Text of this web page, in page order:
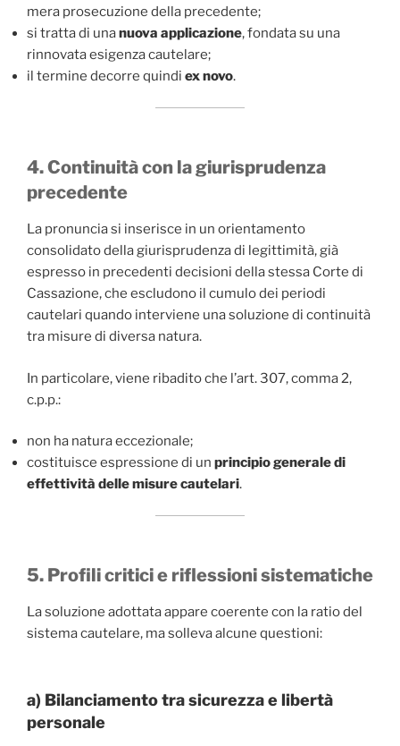
mera prosecuzione della precedente;
si tratta di unanuova applicazione, fondata su una
rinnovata esigenza cautelare;
il termine decorre quindi ex novo.
4. Continuità con la giurisprudenza
precedente
La pronuncia si inserisce in un orientamento
consolidato della giurisprudenza di legittimità, già
espresso in precedenti decisioni della stessa Corte di
Cassazione, che escludono il cumulo dei periodi
cautelari quando interviene una soluzione di continuità
tra misure di diversa natura.
In particolare, viene ribadito che l’art. 307, comma 2,
c.p.p.:
non ha natura eccezionale;
costituisce espressione di un principio generale di
effettività delle misure cautelari.
5. Profili critici e riflessioni sistematiche
La soluzione adottata appare coerente con la ratio del
sistema cautelare, ma solleva alcune questioni:
a) Bilanciamento tra sicurezza e libertà
personale